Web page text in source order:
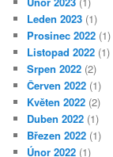
Leden 2023 (1)
Prosinec 2022 (1)
Listopad 2022 (1)
Srpen 2022 (2)
Červen 2022 (1)
Květen 2022 (2)
Duben 2022 (1)
Březen 2022 (1)
Únor 2022 (1)